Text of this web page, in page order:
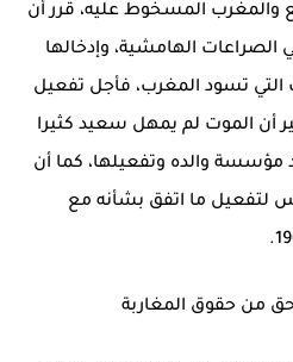
والمغرب المسخوط عليه، قرر أن
الهامشية، وإدخالها
التي تسود المغرب، فأجل تفعيل
أن الموت لم يمهل سعيد كثيرا
مؤسسة والده وتفعيلها، كما أن
لتفعيل ما اتفق بشأنه مع
حق من حقوق المغاربة